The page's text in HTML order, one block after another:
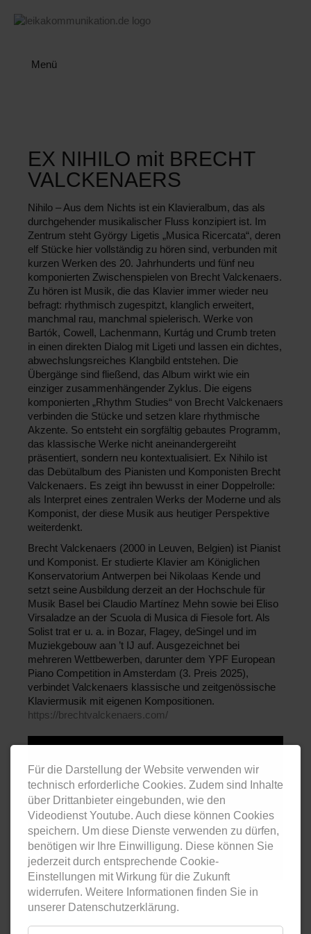
Navigation
überspringen
Menü
EX NIHILO mit BRECHT
VALCKENAERS
Nihilo – Aus dem Nichts ist ein Klavieralbum, das als
durchgehender musikalischer Fluss konzipiert ist. Im
Zentrum steht György Ligetis „Musica Ricercata“, deren
elf Stücke hier vollständig zu hören sind, verbunden mit
kurzen Werken des 20. Jahrhunderts und fünf neu
komponierten Zwischenspielen von Brecht Valckenaers.
Zu hören ist Musik, die das Klavier immer wieder neu
befragt: rhythmisch zugespitzt, klanglich erweitert,
manchmal rau, manchmal spielerisch. Werke von
Bartók, Cowell, Lachenmann, Kurtág und Crumb treten
in einen direkten Dialog mit Ligeti und lassen ein dichtes,
abwechslungsreiches Klangbild entstehen. Die
Übergänge sind fließend, das Album wirkt wie ein
einziger zusammenhängender Zyklus. Die eigens
komponierten „Rhythm Studies“ von Brecht Valckenaers
verbinden die Stücke und setzen klare rhythmische
Akzente. So entsteht ein sorgfältig gebautes Programm,
das klassische Werke nicht aneinandergereiht
präsentiert, sondern neu kontextualisiert. Ex Nihilo ist
das Debütalbum des Pianisten und Komponisten Brecht
Valckenaers. Es zeigt ihn bewusst in einer Doppelrolle:
als Interpret eines zentralen Werks der Moderne und als
Komponist, der diese Musik aus heutiger Perspektive
weiterdenkt.
Brecht Valckenaers (2000 in Leuven, Belgien) ist Pianist
und Komponist. Er studierte Klavier am Königlichen
Konservatorium Antwerpen bei Nikolaas Kende und
setzt seine Ausbildung derzeit an der Hochschule für
Musik Basel bei Claudio Martínez Mehn sowie bei Eliso
Virsaladze an der Scuola di Musica di Fiesole fort. Als
Solist trat er u. a. in Bozar, Flagey, deSingel und im
Muziekgebouw aan ’t IJ auf. Ausgezeichnet bei
mehreren Wettbewerben, darunter dem YPF European
Piano Competition in Amsterdam (3. Preis 2025),
verbindet Valckenaers klassische und zeitgenössische
Klaviermusik mit eigenen Kompositionen.
https://brechtvalckenaers.com/
PRESSEMATERIAL
Für die Darstellung der Website verwenden wir
technisch erforderliche Cookies. Zudem sind Inhalte
über Drittanbieter eingebunden, wie den
Videodienst Youtube. Auch diese können Cookies
speichern. Um diese Dienste verwenden zu dürfen,
benötigen wir Ihre Einwilligung. Diese können Sie
jederzeit durch entsprechende Cookie-
Einstellungen mit Wirkung für die Zukunft
widerrufen. Weitere Informationen finden Sie in
unserer Datenschutzerklärung.